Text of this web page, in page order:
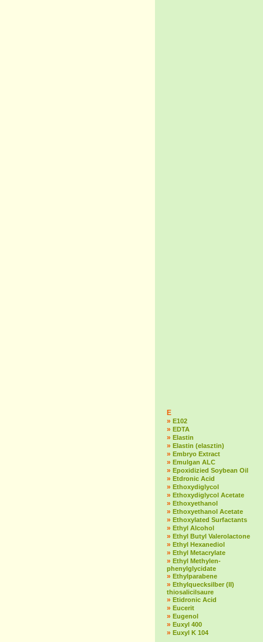
E
» E102
» EDTA
» Elastin
» Elastin (elasztin)
» Embryo Extract
» Emulgan ALC
» Epoxidizied Soybean Oil
» Etdronic Acid
» Ethoxydiglycol
» Ethoxydiglycol Acetate
» Ethoxyethanol
» Ethoxyethanol Acetate
» Ethoxylated Surfactants
» Ethyl Alcohol
» Ethyl Butyl Valerolactone
» Ethyl Hexanediol
» Ethyl Metacrylate
» Ethyl Methylen-
phenylglycidate
» Ethylparabene
» Ethylquecksilber (II)
thiosalicilsaure
» Etidronic Acid
» Eucerit
» Eugenol
» Euxyl 400
» Euxyl K 104